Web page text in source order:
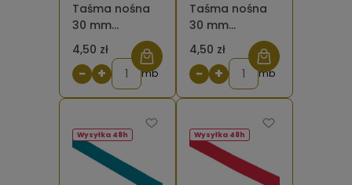
Taśma nośna
30 mm
poliestrowo -
bawełniana
zielona
4,50 zł
− + mb
Taśma nośna
30 mm
poliestrowo -
bawełniana
różowa 516
4,50 zł
− + mb
Wysyłka 48h Wysyłka 48h